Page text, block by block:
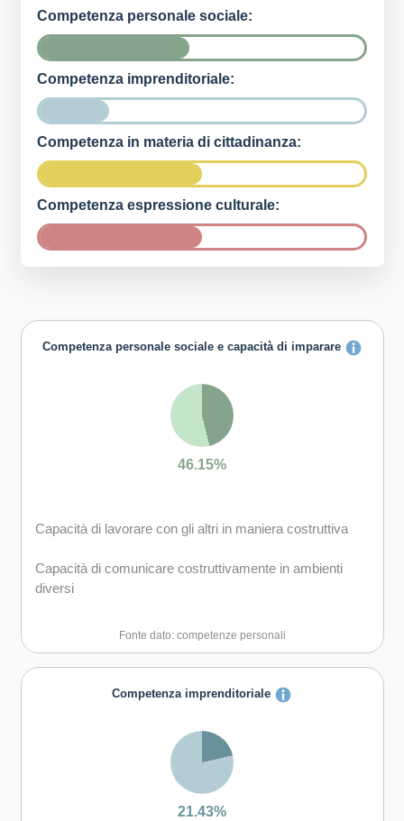
Competenza personale sociale:
Competenza imprenditoriale:
Competenza in materia di cittadinanza:
Competenza espressione culturale:
Competenza personale sociale e capacità di imparare
46.15%
Capacità di lavorare con gli altri in maniera costruttiva
Capacità di comunicare costruttivamente in ambienti
diversi
Capacità di creare fiducia e provare empatia
Capacità di esprimere e comprendere punti di vista
Capacità di favorire il proprio benessere fisico ed
Fonte dato: competenze personali
Competenza imprenditoriale
21.43%